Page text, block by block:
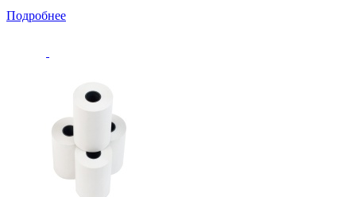
Подробнее